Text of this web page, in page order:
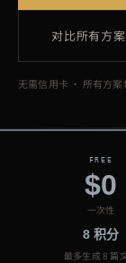
对比所有方案
无需信用卡 · 所有方案
FREE
$0
一次性
8 积分
最多生成 8 篇